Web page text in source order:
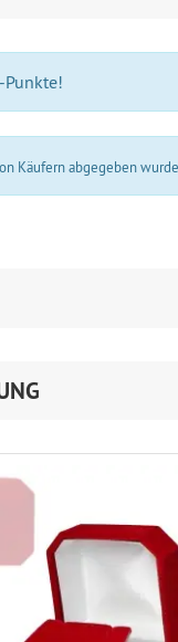
Punkte!
Käufern abgegeben